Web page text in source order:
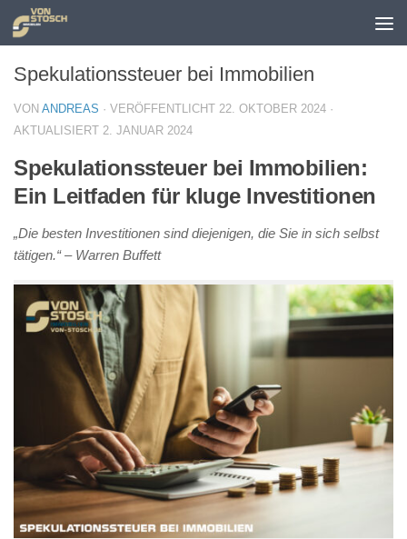
Zum Inhalt springen
Spekulationssteuer bei Immobilien
VON ANDREAS · VERÖFFENTLICHT 22. OKTOBER 2024 ·
AKTUALISIERT 2. JANUAR 2024
Spekulationssteuer bei Immobilien:
Ein Leitfaden für kluge Investitionen
„Die besten Investitionen sind diejenigen, die Sie in sich selbst
tätigen.“ – Warren Buffett